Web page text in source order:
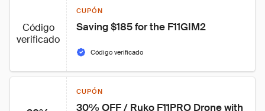
Código
verificado
CUPÓN
Saving $185 for the F11GIM2
Código verificado
CUPÓN
30% OFF / Ruko F11PRO Drone with